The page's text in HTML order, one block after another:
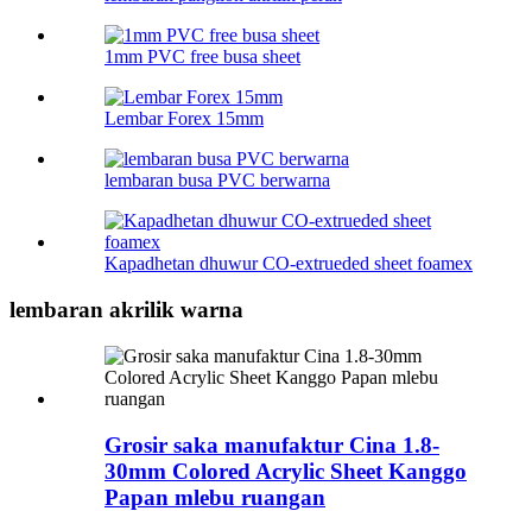
1mm PVC free busa sheet
Lembar Forex 15mm
lembaran busa PVC berwarna
Kapadhetan dhuwur CO-extrueded sheet foamex
lembaran akrilik warna
Grosir saka manufaktur Cina 1.8-
30mm Colored Acrylic Sheet Kanggo
Papan mlebu ruangan